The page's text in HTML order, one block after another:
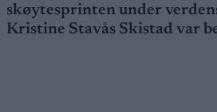
skøytesprinten under
Kristine Stavås Skistad var